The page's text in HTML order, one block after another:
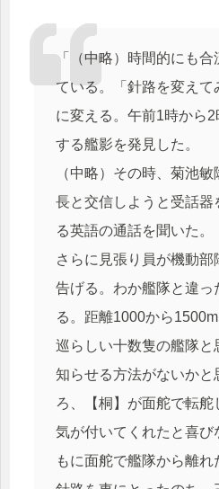
「（中略）時間的にも合
ている。「針路を変えて
に変える。午前1時から
する艦影を発見した。
（中略）その時、菊池
長と交信しようと受話器
る英語の通話を聞いた。
さらに見張り員が機動
告げる。わか艦隊と違っ
る。距離1000から
巡らしい十数隻の艦隊と
知らせる方法がないかと
ろ、【桐】が面舵で転
気が付いてくれたと喜び
もに面舵で艦隊から離れ